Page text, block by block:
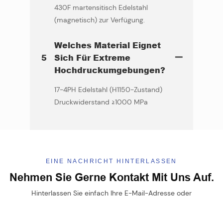
430F martensitisch Edelstahl
(magnetisch) zur Verfügung.
5
Welches Material Eignet
Sich Für Extreme
Hochdruckumgebungen?
17-4PH Edelstahl (H1150-Zustand)
Druckwiderstand ≥1000 MPa
EINE NACHRICHT HINTERLASSEN
Nehmen Sie Gerne Kontakt Mit Uns Auf.
Hinterlassen Sie einfach Ihre E-Mail-Adresse oder